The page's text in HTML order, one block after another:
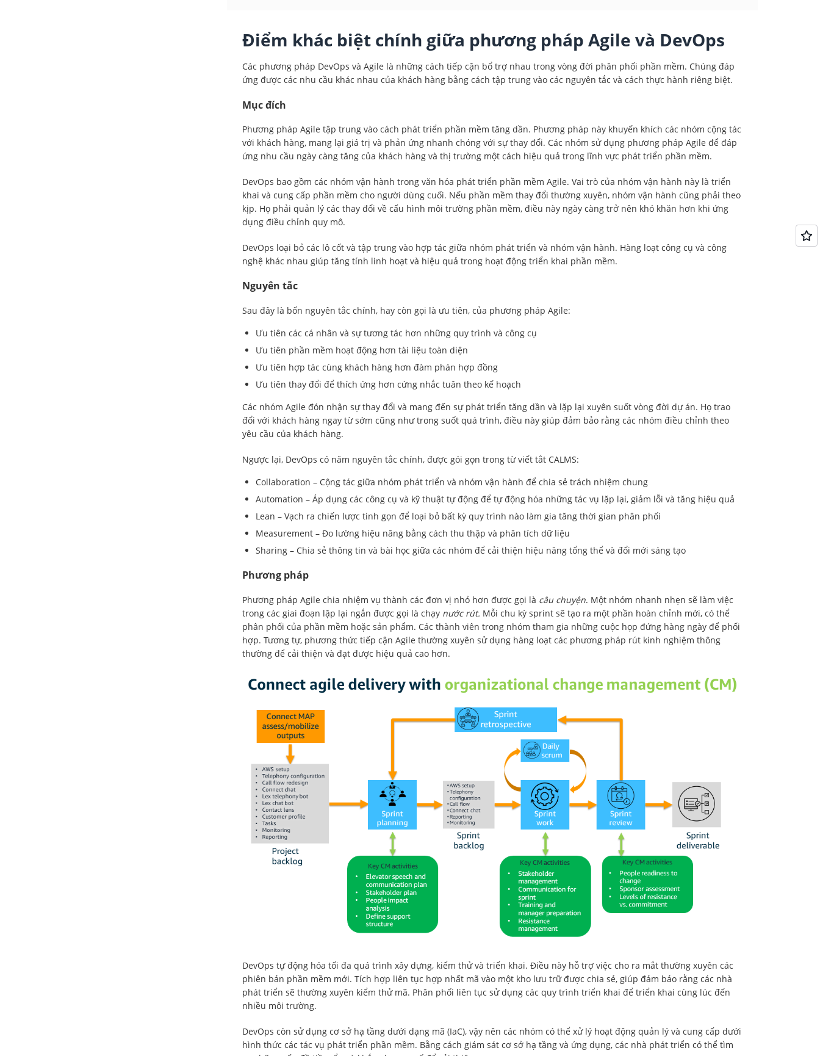
Điểm khác biệt chính giữa phương pháp Agile và DevOps
Các phương pháp DevOps và Agile là những cách tiếp cận bổ trợ nhau trong vòng đời phân phối phần mềm. Chúng đáp
ứng được các nhu cầu khác nhau của khách hàng bằng cách tập trung vào các nguyên tắc và cách thực hành riêng biệt.
Mục đích
Phương pháp Agile tập trung vào cách phát triển phần mềm tăng dần. Phương pháp này khuyến khích các nhóm cộng tác
với khách hàng, mang lại giá trị và phản ứng nhanh chóng với sự thay đổi. Các nhóm sử dụng phương pháp Agile để đáp
ứng nhu cầu ngày càng tăng của khách hàng và thị trường một cách hiệu quả trong lĩnh vực phát triển phần mềm.
DevOps bao gồm các nhóm vận hành trong văn hóa phát triển phần mềm Agile. Vai trò của nhóm vận hành này là triển
khai và cung cấp phần mềm cho người dùng cuối. Nếu phần mềm thay đổi thường xuyên, nhóm vận hành cũng phải theo
kịp. Họ phải quản lý các thay đổi về cấu hình môi trường phần mềm, điều này ngày càng trở nên khó khăn hơn khi ứng
dụng điều chỉnh quy mô.
DevOps loại bỏ các lô cốt và tập trung vào hợp tác giữa nhóm phát triển và nhóm vận hành. Hàng loạt công cụ và công
nghệ khác nhau giúp tăng tính linh hoạt và hiệu quả trong hoạt động triển khai phần mềm.
Nguyên tắc
Sau đây là bốn nguyên tắc chính, hay còn gọi là ưu tiên, của phương pháp Agile:
Ưu tiên các cá nhân và sự tương tác hơn những quy trình và công cụ
Ưu tiên phần mềm hoạt động hơn tài liệu toàn diện
Ưu tiên hợp tác cùng khách hàng hơn đàm phán hợp đồng
Ưu tiên thay đổi để thích ứng hơn cứng nhắc tuân theo kế hoạch
Các nhóm Agile đón nhận sự thay đổi và mang đến sự phát triển tăng dần và lặp lại xuyên suốt vòng đời dự án. Họ trao
đổi với khách hàng ngay từ sớm cũng như trong suốt quá trình, điều này giúp đảm bảo rằng các nhóm điều chỉnh theo
yêu cầu của khách hàng.
Ngược lại, DevOps có năm nguyên tắc chính, được gói gọn trong từ viết tắt CALMS:
Collaboration – Cộng tác giữa nhóm phát triển và nhóm vận hành để chia sẻ trách nhiệm chung
Automation – Áp dụng các công cụ và kỹ thuật tự động để tự động hóa những tác vụ lặp lại, giảm lỗi và tăng hiệu quả
Lean – Vạch ra chiến lược tinh gọn để loại bỏ bất kỳ quy trình nào làm gia tăng thời gian phân phối
Measurement – Đo lường hiệu năng bằng cách thu thập và phân tích dữ liệu
Sharing – Chia sẻ thông tin và bài học giữa các nhóm để cải thiện hiệu năng tổng thể và đổi mới sáng tạo
Phương pháp
Phương pháp Agile chia nhiệm vụ thành các đơn vị nhỏ hơn được gọi là câu chuyện. Một nhóm nhanh nhẹn sẽ làm việc
trong các giai đoạn lặp lại ngắn được gọi là chạy nước rút. Mỗi chu kỳ sprint sẽ tạo ra một phần hoàn chỉnh mới, có thể
phân phối của phần mềm hoặc sản phẩm. Các thành viên trong nhóm tham gia những cuộc họp đứng hàng ngày để phối
hợp. Tương tự, phương thức tiếp cận Agile thường xuyên sử dụng hàng loạt các phương pháp rút kinh nghiệm thông
thường để cải thiện và đạt được hiệu quả cao hơn.
DevOps tự động hóa tối đa quá trình xây dựng, kiểm thử và triển khai. Điều này hỗ trợ việc cho ra mắt thường xuyên các
phiên bản phần mềm mới. Tích hợp liên tục hợp nhất mã vào một kho lưu trữ được chia sẻ, giúp đảm bảo rằng các nhà
phát triển sẽ thường xuyên kiểm thử mã. Phân phối liên tục sử dụng các quy trình triển khai để triển khai cùng lúc đến
nhiều môi trường.
DevOps còn sử dụng cơ sở hạ tầng dưới dạng mã (IaC), vậy nên các nhóm có thể xử lý hoạt động quản lý và cung cấp dưới
hình thức các tác vụ phát triển phần mềm. Bằng cách giám sát cơ sở hạ tầng và ứng dụng, các nhà phát triển có thể tìm